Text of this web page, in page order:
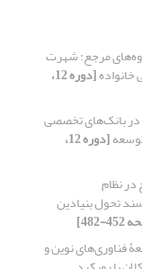
مرجع: شهرت
[دوره 12،
در بانک‌های تخصصی
[دوره 12،
نظام
تحول بنیادین
فناوری‌‌های نوین و